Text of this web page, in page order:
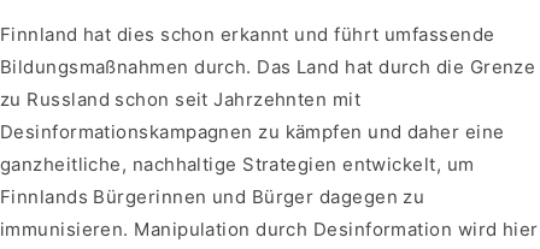
Finnland hat dies schon erkannt und führt umfassende
Bildungsmaßnahmen durch. Das Land hat durch die Grenze
zu Russland schon seit Jahrzehnten mit
Desinformationskampagnen zu kämpfen und daher eine
ganzheitliche, nachhaltige Strategien entwickelt, um
Finnlands Bürgerinnen und Bürger dagegen zu
immunisieren. Manipulation durch Desinformation wird hier